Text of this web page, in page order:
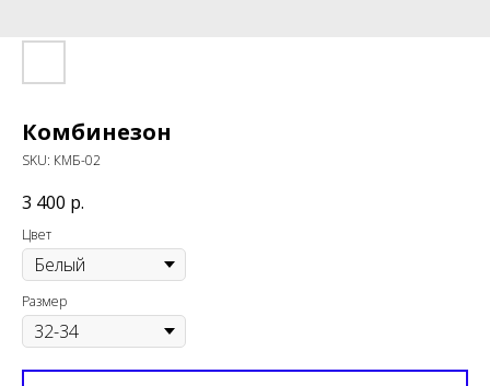
Комбинезон
SKU: КМБ-02
3 400 р.
Цвет
Размер